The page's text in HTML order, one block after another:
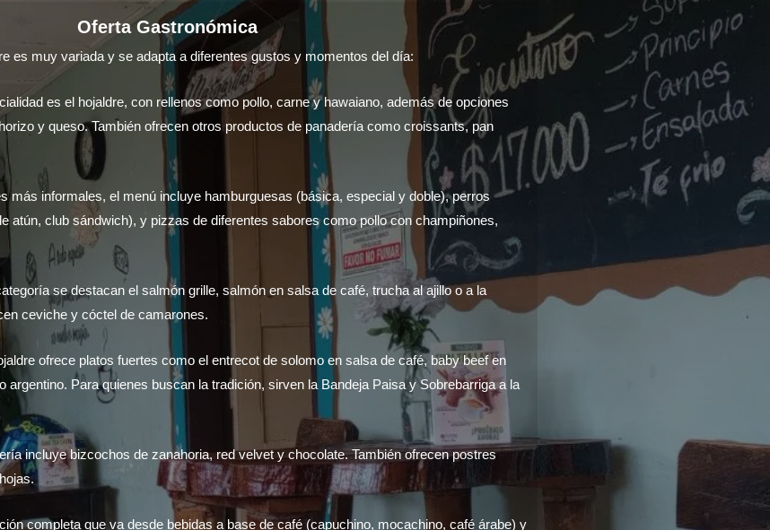
Oferta Gastronómica
es muy variada y se adapta a diferentes gustos y momentos del día:
es el hojaldre, con rellenos como pollo, carne y hawaiano, además de opciones
y queso. También ofrecen otros productos de panadería como croissants, pan
más informales, el menú incluye hamburguesas (básica, especial y doble), perros
atún, club sándwich), y pizzas de diferentes sabores como pollo con champiñones,
se destacan el salmón grille, salmón en salsa de café, trucha al ajillo o a la
ceviche y cóctel de camarones.
ofrece platos fuertes como el entrecot de solomo en salsa de café, baby beef en
argentino. Para quienes buscan la tradición, sirven la Bandeja Paisa y Sobrebarriga a la
incluye bizcochos de zanahoria, red velvet y chocolate. También ofrecen postres
completa que va desde bebidas a base de café (capuchino, mocachino, café árabe) y